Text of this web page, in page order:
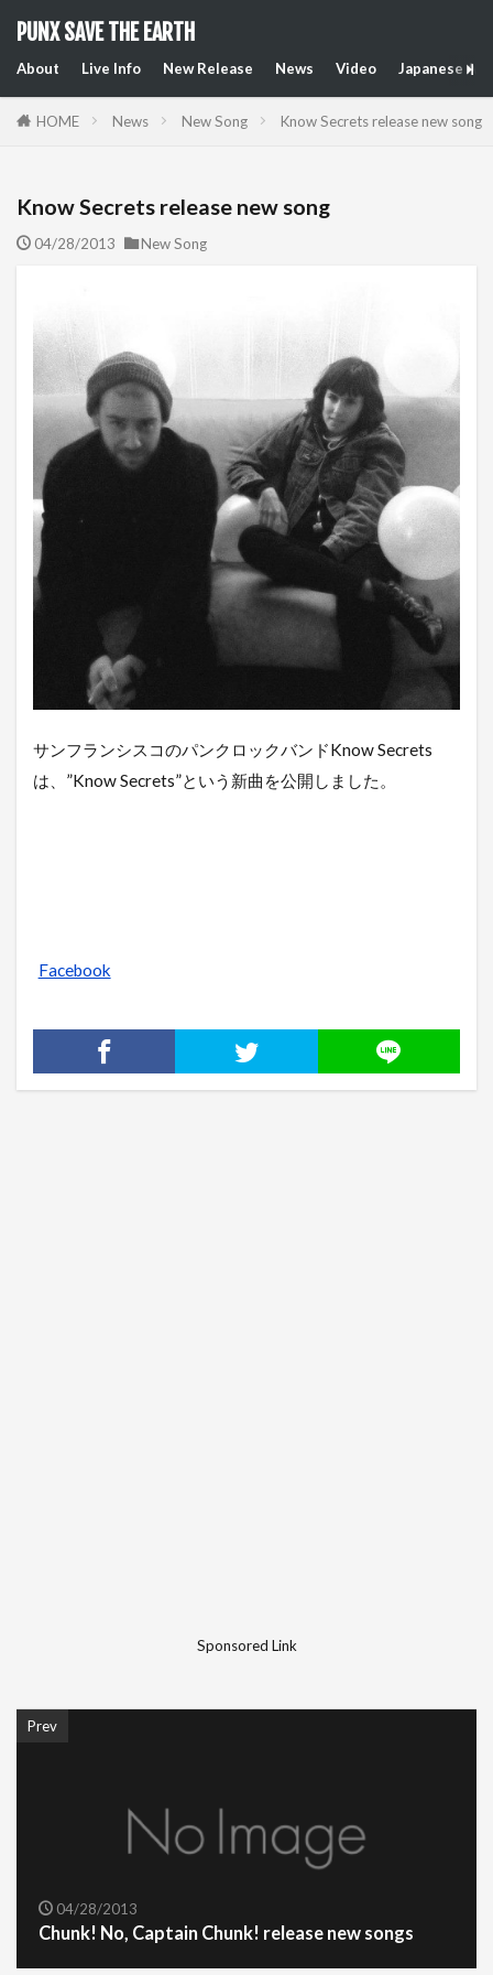
PUNX SAVE THE EARTH
About Live Info New Release News Video Japanese
HOME News New Song Know Secrets release new song
Know Secrets release new song
04/28/2013 New Song
サンフランシスコのパンクロックバンドKnow Secrets
は、”Know Secrets”という新曲を公開しました。
Facebook
Sponsored Link
Prev
04/28/2013
Chunk! No, Captain Chunk! release new songs